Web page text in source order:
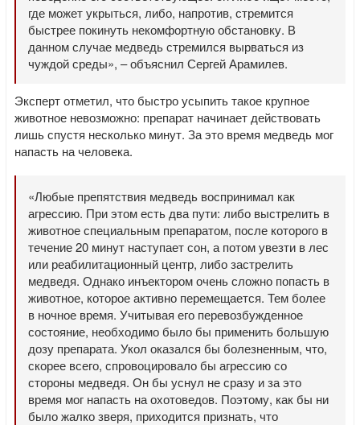
где может укрыться, либо, напротив, стремится
быстрее покинуть некомфортную обстановку. В
данном случае медведь стремился вырваться из
чуждой среды», – объяснил Сергей Арамилев.
Эксперт отметил, что быстро усыпить такое крупное
животное невозможно: препарат начинает действовать
лишь спустя несколько минут. За это время медведь мог
напасть на человека.
«Любые препятствия медведь воспринимал как
агрессию. При этом есть два пути: либо выстрелить в
животное специальным препаратом, после которого в
течение 20 минут наступает сон, а потом увезти в лес
или реабилитационный центр, либо застрелить
медведя. Однако инъектором очень сложно попасть в
животное, которое активно перемещается. Тем более
в ночное время. Учитывая его перевозбужденное
состояние, необходимо было бы применить большую
дозу препарата. Укол оказался бы болезненным, что,
скорее всего, спровоцировало бы агрессию со
стороны медведя. Он бы уснул не сразу и за это
время мог напасть на охотоведов. Поэтому, как бы ни
было жалко зверя, приходится признать, что